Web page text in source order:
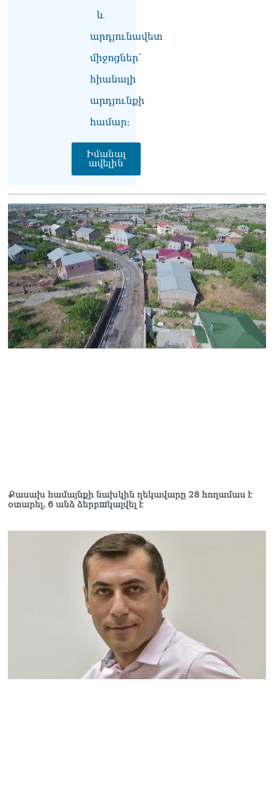
և
արդյունավետ
միջոցներ՝
հիանալի
արդյունքի
համար։
Իմանալ
ավելին
Քասախ համայնքի նախկին ղեկավարը 28 հողամաս է
օտարել. 6 անձ ձերբшկալվել է